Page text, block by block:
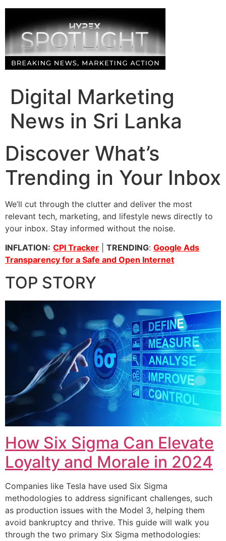
Skip
content
Digital Marketing
News in Sri Lanka
Discover What’s
Trending in Your Inbox
We’ll cut through the clutter and deliver the most
relevant tech, marketing, and lifestyle news directly to
your inbox. Stay informed without the noise.
INFLATION: CPI Tracker TRENDING: Google Ads
Transparency for a Safe and Open Internet
TOP STORY
How Six Sigma Can Elevate
Loyalty and Morale in 2024
Companies like Tesla have used Six Sigma
methodologies to address significant challenges, such
as production issues with the Model 3, helping them
avoid bankruptcy and thrive. This guide will walk you
through the two primary Six Sigma methodologies: